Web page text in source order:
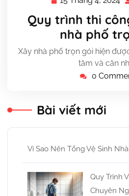
4,
Quy trình thi
nhà phố
Xây nhà phố trọn gói hiện
tâm và cân
0
Bài viết mới
Vì Sao Nên Tổng Vệ Sinh
Quy Trình
Chuyên